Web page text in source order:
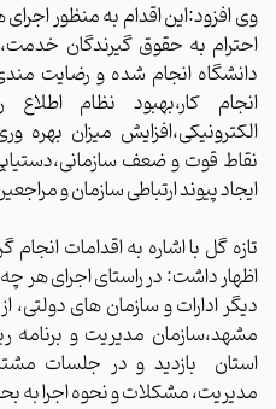
وی افزود:این اقدام به منظور
احترام به حقوق گیرندگان
دانشگاه انجام شده و رضایت
انجام کار،بهبود نظام
الکترونیکی،افزایش میزان بهره
نقاط قوت و ضعف
ایجاد پیوند ارتباطی سازمان و
تازه گل با اشاره به اقدامات
اظهار داشت: در راستای اجرای هر
دیگر ادارات و سازمان های
مشهد،سازمان مدیریت و برنامه
استان
بازدید و در جلسات
مدیریت، مشکلات و نحوه اجرا به